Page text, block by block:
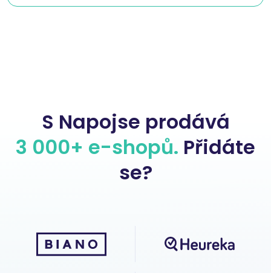
S Napojse prodává
3 000+ e-shopů. Přidáte
se?